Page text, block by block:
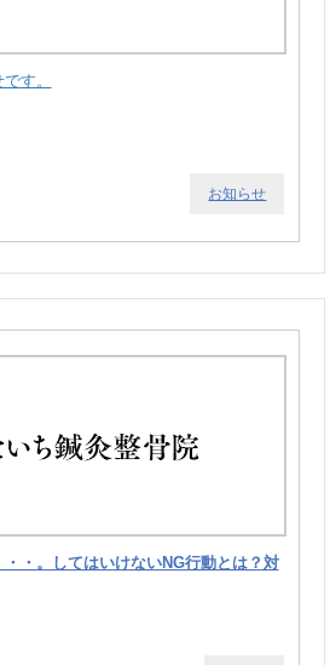
す。
お知らせ
・。してはいけないNG行動とは？対